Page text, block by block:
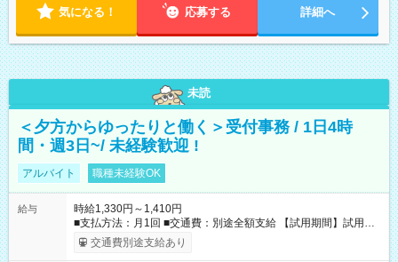
気になる！ 応募する 詳細へ
未読
＜夕方からゆったりと働く＞受付事務 / 1日4時
間・週3日~/ 未経験歓迎 !
アルバイト 職種未経験OK
給与
時給1,330円～1,410円
■支払方法：月1回 ■交通費：別途全額支給 【試用期間】試用期
間あり 試用期間の長さ：6ヶ月 雇用形態、給与は本採用時と同
じです。
交通費別途支給あり